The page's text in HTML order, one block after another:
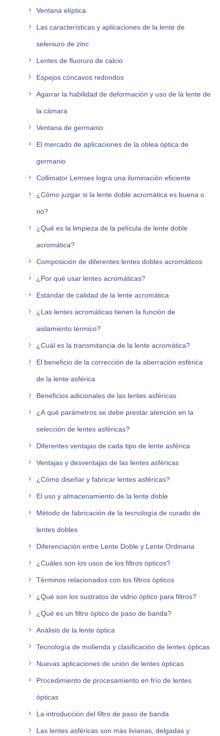
Ventana elíptica
Las características y aplicaciones de la lente de
seleniuro de zinc
Lentes de fluoruro de calcio
Espejos cóncavos redondos
Agarrar la habilidad de deformación y uso de la lente de
la cámara
Ventana de germanio
El mercado de aplicaciones de la oblea óptica de
germanio
Collimator Lemses logra una iluminación eficiente
¿Cómo juzgar si la lente doble acromática es buena o
no?
¿Qué es la limpieza de la película de lente doble
acromática?
Composición de diferentes lentes dobles acromáticos
¿Por qué usar lentes acromáticas?
Estándar de calidad de la lente acromática
¿Las lentes acromáticas tienen la función de
aislamiento térmico?
¿Cuál es la transmitancia de la lente acromática?
El beneficio de la corrección de la aberración esférica
de la lente asférica
Beneficios adicionales de las lentes asféricas
¿A qué parámetros se debe prestar atención en la
selección de lentes asféricas?
Diferentes ventajas de cada tipo de lente asférica
Ventajas y desventajas de las lentes asféricas
¿Cómo diseñar y fabricar lentes asféricas?
El uso y almacenamiento de la lente doble
Método de fabricación de la tecnología de curado de
lentes dobles
Diferenciación entre Lente Doble y Lente Ordinaria
¿Cuáles son los usos de los filtros ópticos?
Términos relacionados con los filtros ópticos
¿Qué son los sustratos de vidrio óptico para filtros?
¿Qué es un filtro óptico de paso de banda?
Análisis de la lente óptica
Tecnología de molienda y clasificación de lentes ópticas
Nuevas aplicaciones de unión de lentes ópticas
Procedimiento de procesamiento en frío de lentes
ópticas
La introducción del filtro de paso de banda
Las lentes asféricas son más livianas, delgadas y